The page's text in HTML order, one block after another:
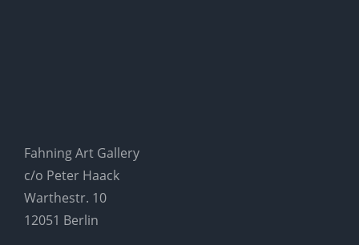
Fahning Art Gallery
c/o Peter Haack
Warthestr. 10
12051 Berlin